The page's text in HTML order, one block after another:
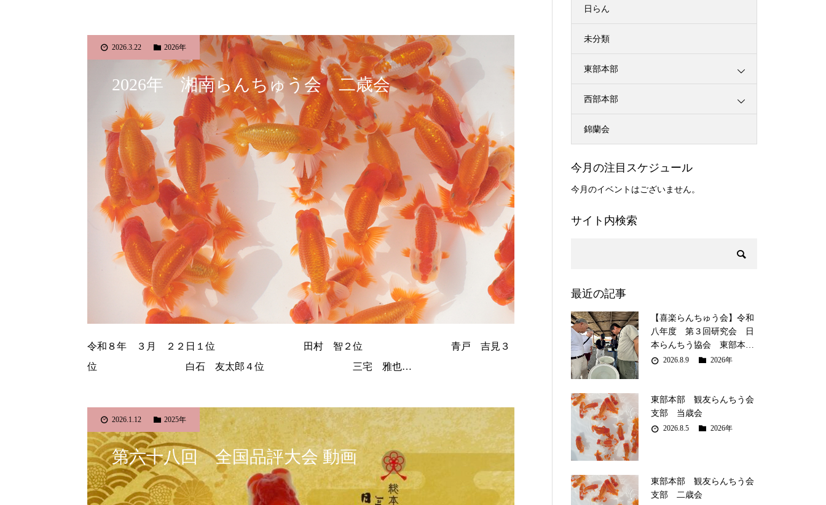
2026.3.22 2026年
2026年 湘南らんちゅう会 二歳会
令和８年 ３月 ２２日１位 田村 智２位 青戸 吉見３
位 白石 友太郎４位 三宅 雅也…
2026.1.12 2025年
第六十八回 全国品評大会 動画
日らん
未分類
東部本部
西部本部
錦蘭会
今月の注目スケジュール
今月のイベントはございません。
サイト内検索
最近の記事
【喜楽らんちゅう会】令和
八年度 第３回研究会 日
本らんちう協会 東部本…
2026.8.9 2026年
東部本部 観友らんちう会
支部 当歳会
2026.8.5 2026年
東部本部 観友らんちう会
支部 二歳会